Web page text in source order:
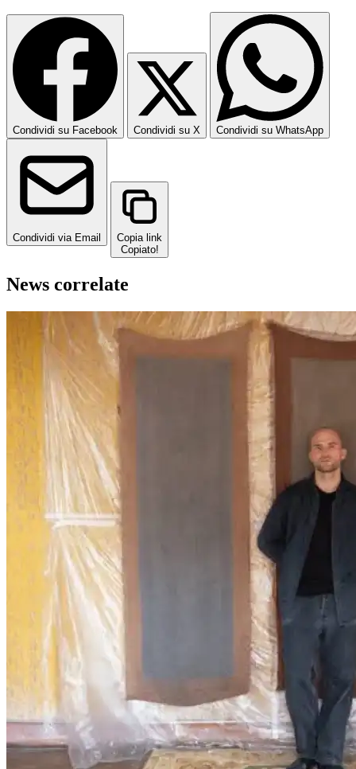
Condividi su Facebook Condividi su X Condividi su WhatsApp
Condividi via Email
Copia link
Copiato!
News correlate